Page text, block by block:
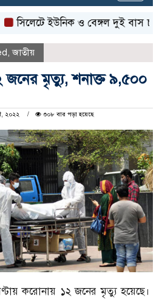
ইউনিক ও বেঙ্গল দুই বাস চালকের
,জাতীয়
মৃত্যু, শনাক্ত ৯,৫০০
২০২২
৩০৮ বার পড়া হয়েছে
করোনায় ১২ জনের মৃত্যু হয়েছে।